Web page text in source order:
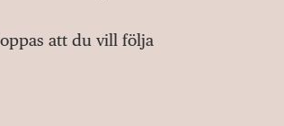
att du vill följa